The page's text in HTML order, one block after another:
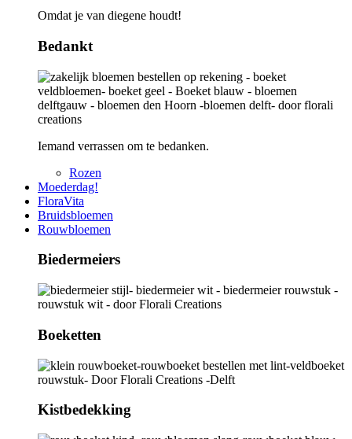
Omdat je van diegene houdt!
Bedankt
Iemand verrassen om te bedanken.
Rozen
Moederdag!
FloraVita
Bruidsbloemen
Rouwbloemen
Biedermeiers
Boeketten
Kistbedekking